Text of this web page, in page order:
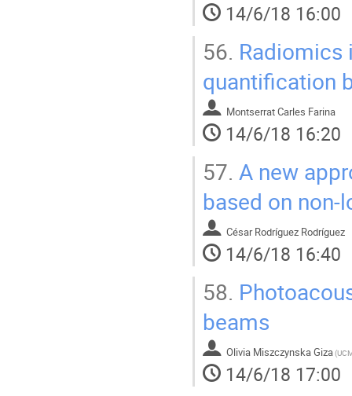
14/6/18 16:00
56. Radiomics
quantification
Montserrat Carles Farina
14/6/18 16:20
57. A new
based on non-
César Rodríguez Rodríguez
14/6/18 16:40
58.
beams
Olivia Miszczynska Giza(
14/6/18 17:00